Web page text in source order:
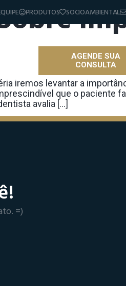
PRODUTOS SOCIOAMBIENTAL
AGENDE SUA
CONSULTA
iremos levantar a
que o paciente
avalia […]
=)